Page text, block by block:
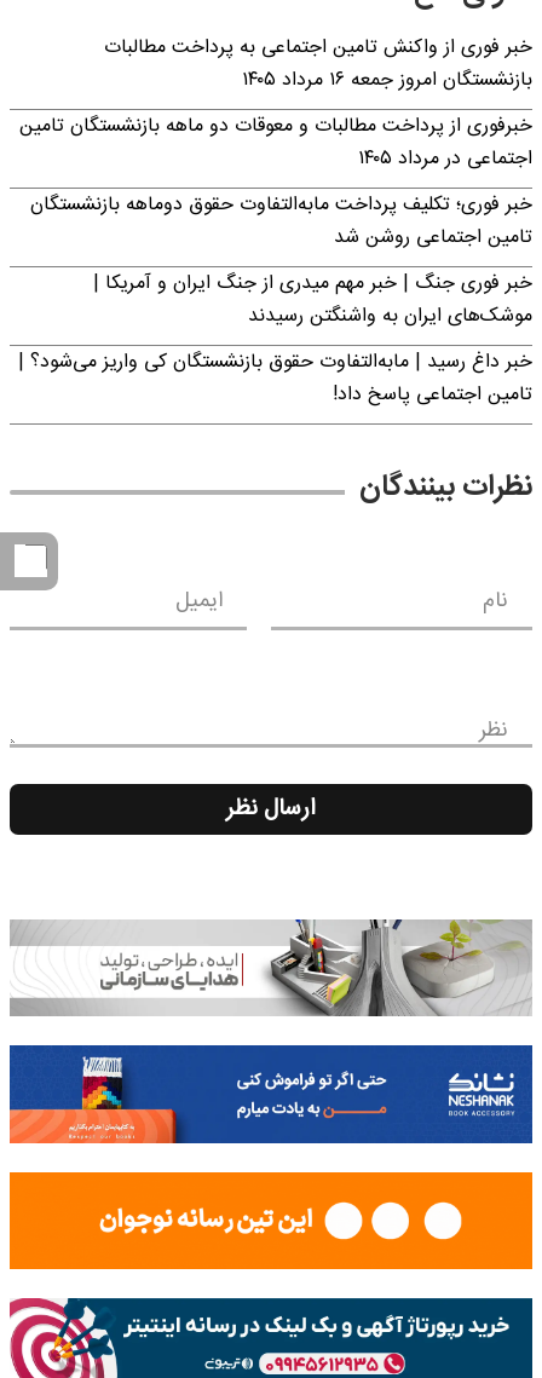
خبر فوری از واکنش تامین اجتماعی به پرداخت مطالبات
بازنشستگان امروز جمعه ۱۶ مرداد ۱۴۰۵
خبرفوری از پرداخت مطالبات و معوقات دو ماهه بازنشستگان تامین
اجتماعی در مرداد ۱۴۰۵
خبر فوری؛ تکلیف پرداخت مابه‌التفاوت حقوق دوماهه بازنشستگان
تامین اجتماعی روشن شد
خبر فوری جنگ | خبر مهم میدری از جنگ ایران و آمریکا |
موشک‌های ایران به واشنگتن رسیدند
خبر داغ رسید | مابه‌التفاوت حقوق بازنشستگان کی واریز می‌شود؟ |
تامین اجتماعی پاسخ داد!
نظرات بینندگان
نام ایمیل
نظر
ارسال نظر